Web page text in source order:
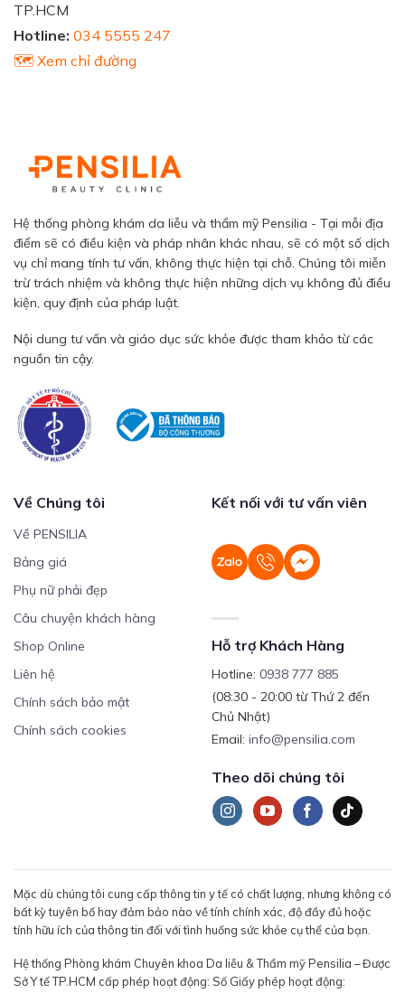
TP.HCM
Hotline: 034 5555 247
🗺️ Xem chỉ đường
Hệ thống phòng khám da liễu và thẩm mỹ Pensilia - Tại mỗi địa
điểm sẽ có điều kiện và pháp nhân khác nhau, sẽ có một số dịch
vụ chỉ mang tính tư vấn, không thực hiện tại chỗ. Chúng tôi miễn
trừ trách nhiệm và không thực hiện những dịch vụ không đủ điều
kiện, quy định của pháp luật.
Nội dung tư vấn và giáo dục sức khỏe được tham khảo từ các
nguồn tin cậy.
Về Chúng tôi
Về PENSILIA
Bảng giá
Phụ nữ phải đẹp
Câu chuyện khách hàng
Shop Online
Liên hệ
Chính sách bảo mật
Chính sách cookies
Kết nối với tư vấn viên
Hỗ trợ Khách Hàng
Hotline: 0938 777 885
(08:30 - 20:00 từ Thứ 2 đến
Chủ Nhật)
Email: info@pensilia.com
Theo dõi chúng tôi
Mặc dù chúng tôi cung cấp thông tin y tế có chất lượng, nhưng không có
bất kỳ tuyên bố hay đảm bảo nào về tính chính xác, độ đầy đủ hoặc
tính hữu ích của thông tin đối với tình huống sức khỏe cụ thể của bạn.
Hệ thống Phòng khám Chuyên khoa Da liễu & Thẩm mỹ Pensilia – Được
Sở Y tế TP.HCM cấp phép hoạt động: Số Giấy phép hoạt động: